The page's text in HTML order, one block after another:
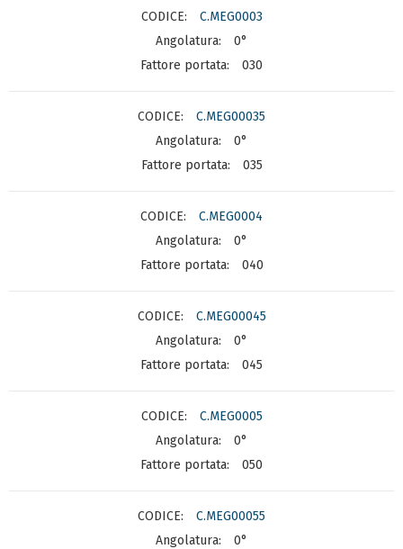
C.MEG0003
0°
030
C.MEG00035
0°
035
C.MEG0004
0°
040
C.MEG00045
0°
045
C.MEG0005
0°
050
C.MEG00055
0°